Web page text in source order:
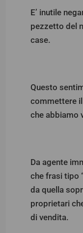
E’ inutile
pezzetto del
case.
Questo
commettere
che abbiamo
Da agente
che frasi tipo
da quella
proprietari
di vendita.